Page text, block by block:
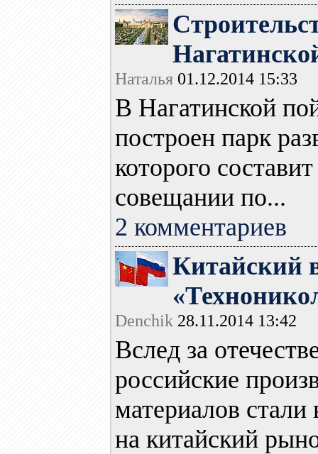
Наталья01.12.2014 15:33
В Нагатинской
построен парк
которого
совещании по...
2 комментариев
Китайский
Denchik 28.11.2014 13:42
Вслед за
российские
материалов
на китайский